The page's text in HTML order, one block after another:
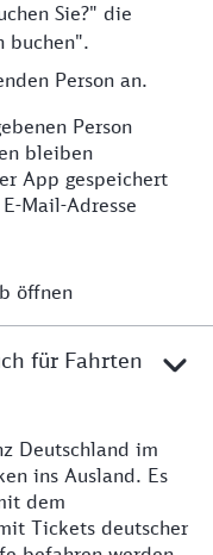
Sie?" die
buchen".
Person an.
Person
bleiben
App gespeichert
Mail-Adresse
öffnen
für Fahrten
Deutschland im
ins Ausland. Es
dem
Tickets deutscher